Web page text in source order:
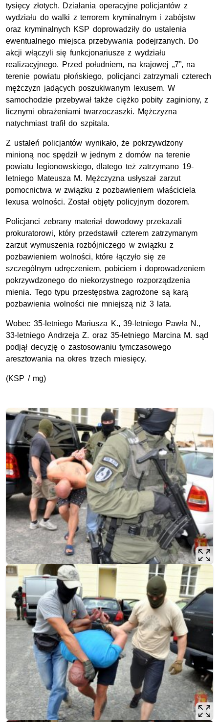
tysięcy złotych. Działania operacyjne policjantów z
wydziału do walki z terrorem kryminalnym i zabójstw
oraz kryminalnych KSP doprowadziły do ustalenia
ewentualnego miejsca przebywania podejrzanych. Do
akcji włączyli się funkcjonariusze z wydziału
realizacyjnego. Przed południem, na krajowej „7”, na
terenie powiatu płońskiego, policjanci zatrzymali czterech
mężczyzn jadących poszukiwanym lexusem. W
samochodzie przebywał także ciężko pobity zaginiony, z
licznymi obrażeniami twarzoczaszki. Mężczyzna
natychmiast trafił do szpitala.
Z ustaleń policjantów wynikało, że pokrzywdzony
minioną noc spędził w jednym z domów na terenie
powiatu legionowskiego, dlatego też zatrzymano 19-
letniego Mateusza M. Mężczyzna usłyszał zarzut
pomocnictwa w związku z pozbawieniem właściciela
lexusa wolności. Został objęty policyjnym dozorem.
Policjanci zebrany materiał dowodowy przekazali
prokuratorowi, który przedstawił czterem zatrzymanym
zarzut wymuszenia rozbójniczego w związku z
pozbawieniem wolności, które łączyło się ze
szczególnym udręczeniem, pobiciem i doprowadzeniem
pokrzywdzonego do niekorzystnego rozporządzenia
mienia. Tego typu przestępstwa zagrożone są karą
pozbawienia wolności nie mniejszą niż 3 lata.
Wobec 35-letniego Mariusza K., 39-letniego Pawła N.,
33-letniego Andrzeja Z. oraz 35-letniego Marcina M. sąd
podjął decyzję o zastosowaniu tymczasowego
aresztowania na okres trzech miesięcy.
(KSP / mg)